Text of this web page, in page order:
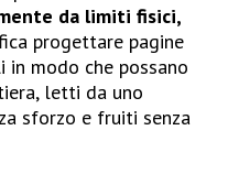
da limiti fisici,
progettare pagine
modo che possano
letti da uno
sforzo e fruiti senza